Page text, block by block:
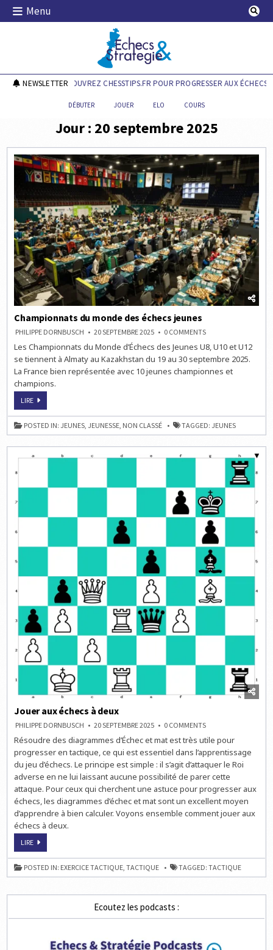
Skip
Menu
Echecs & Stratégie
NEWSLETTERDÉCOUVREZ CHESSTIPS.FR POUR PROGRESSER AUX ÉCHECS !
DÉBUTER JOUER ELO COURS
Jour : 20 septembre 2025
Championnats du monde des échecs jeunes
PHILIPPE DORNBUSCH 20 SEPTEMBRE 2025 0 COMMENTSON
DU
MONDE
DES
ÉCHECS
JEUNES
Les Championnats du Monde d’Échecs des Jeunes U8, U10 et U12
se tiennent à Almaty au Kazakhstan du 19 au 30 septembre 2025.
La France bien représentée avec 10 jeunes championnes et
champions.
LIRECHAMPIONNATS
MONDE
DES
ÉCHECS
JEUNES
POSTED IN: JEUNES, JEUNESSE, NON CLASSÉ TAGGED: JEUNES
Jouer aux échecs à deux
PHILIPPE DORNBUSCH 20 SEPTEMBRE 2025 0 COMMENTSON
AUX
ÉCHECS
À
DEUX
Résoudre des diagrammes d’Échec et mat est très utile pour
progresser en tactique, ce qui est essentiel dans l’apprentissage
du jeu d’échecs. Le principe est simple : il s’agit d’attaquer le Roi
adverse en ne lui laissant aucune possibilité de parer cette
attaque. Pour ceux qui cherchent une astuce pour progresser aux
échecs, les diagrammes d’échec et mat sont un excellent moyen
d’apprendre à bien calculer. Voyons ensemble comment jouer aux
échecs à deux.
LIREJOUER
ÉCHECS
À
DEUX
POSTED IN: EXERCICE TACTIQUE,TACTIQUE TAGGED:TACTIQUE
Ecoutez les podcasts :